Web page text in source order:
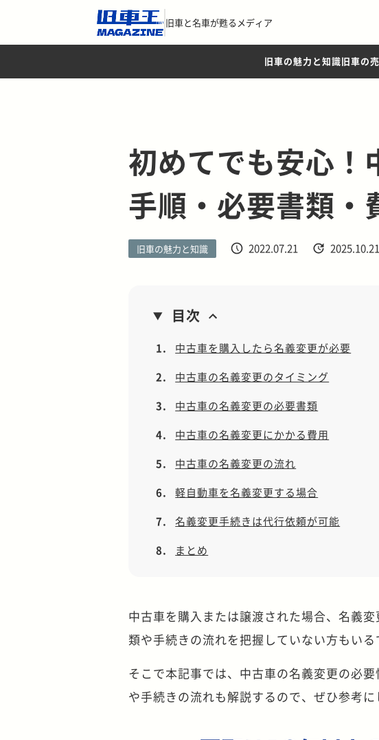
旧車と名車が甦るメディア
旧車の魅力と知識旧車の
初めてでも安心！
手順・必要書類・
旧車の魅力と知識 2022.07.21 2025.10.21
目次
1.
中古車を購入したら名義変更が必要
2.
中古車の名義変更のタイミング
3.
中古車の名義変更の必要書類
4.
中古車の名義変更にかかる費用
5.
中古車の名義変更の流れ
6.
軽自動車を名義変更する場合
7.
名義変更手続きは代行依頼が可能
8.
まとめ
中古車を購入または譲渡された場合、名義
類や手続きの流れを把握していない方もいる
そこで本記事では、中古車の名義変更の必
や手続きの流れも解説するので、ぜひ参考に